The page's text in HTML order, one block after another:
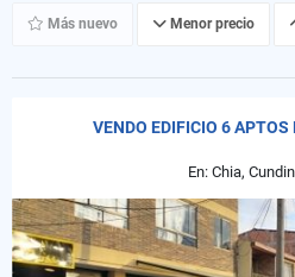
Más nuevo Menor precio
VENDO EDIFICIO 6
En: Chia,